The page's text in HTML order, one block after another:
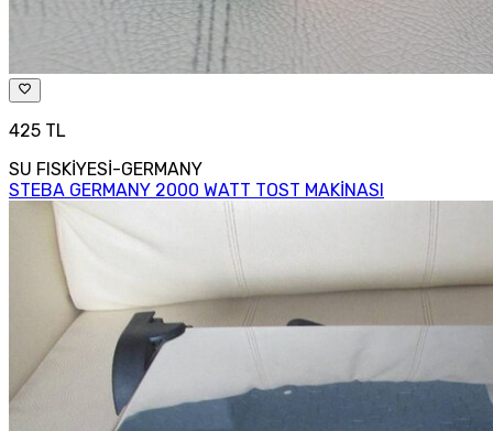
425 TL
SU FISKİYESİ-GERMANY
STEBA GERMANY 2000 WATT TOST MAKİNASI